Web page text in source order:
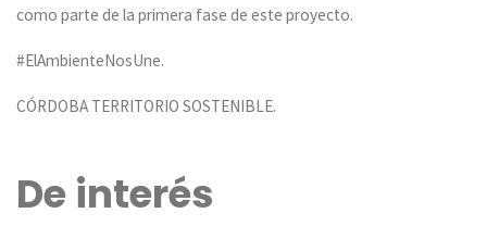
como parte de la primera fase de este proyecto.
#ElAmbienteNosUne.
CÓRDOBA TERRITORIO SOSTENIBLE.
De interés